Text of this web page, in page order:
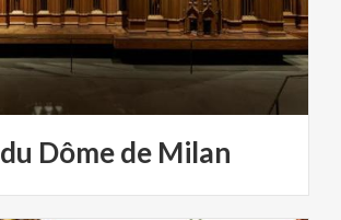
du Dômede Milan